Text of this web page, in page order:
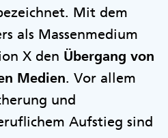
Mit dem
als Massenmedium
X den Übergang von
Medien. Vor allem
und
Aufstieg sind